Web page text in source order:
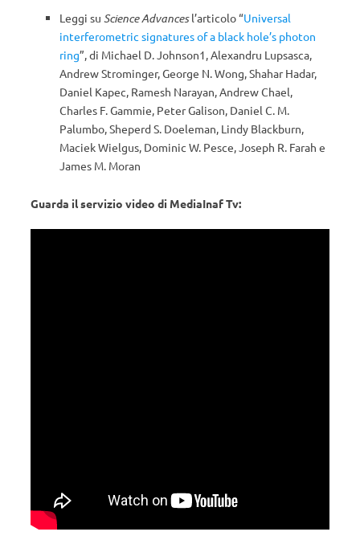
Leggi su Science Advancesl’articolo “Universal
interferometric signatures of a black hole’s photon
ring”, di Michael D. Johnson1, Alexandru Lupsasca,
Andrew Strominger, George N. Wong, Shahar Hadar,
Daniel Kapec, Ramesh Narayan, Andrew Chael,
Charles F. Gammie, Peter Galison, Daniel C. M.
Palumbo, Sheperd S. Doeleman, Lindy Blackburn,
Maciek Wielgus, Dominic W. Pesce, Joseph R. Farah e
James M. Moran
Guarda il servizio video di MediaInaf Tv: